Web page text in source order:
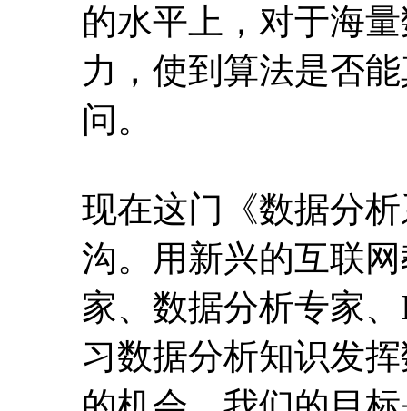
的水平上，对于海
力，使到算法是否
问。
现在这门《数据分
沟。用新兴的互联
家、数据分析专家
习数据分析知识发